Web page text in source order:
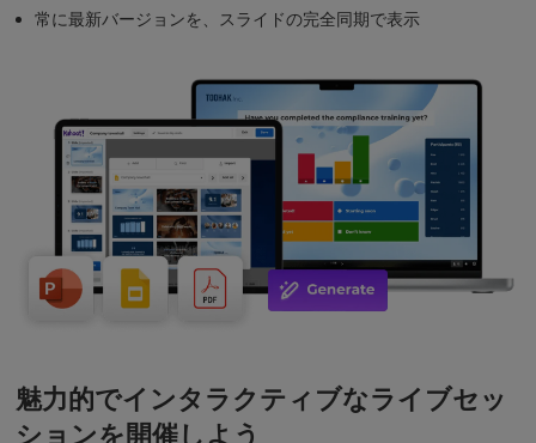
常に最新バージョンを、スライドの完全同期で表示
魅力的でインタラクティブなライブセッ
ションを開催しよう